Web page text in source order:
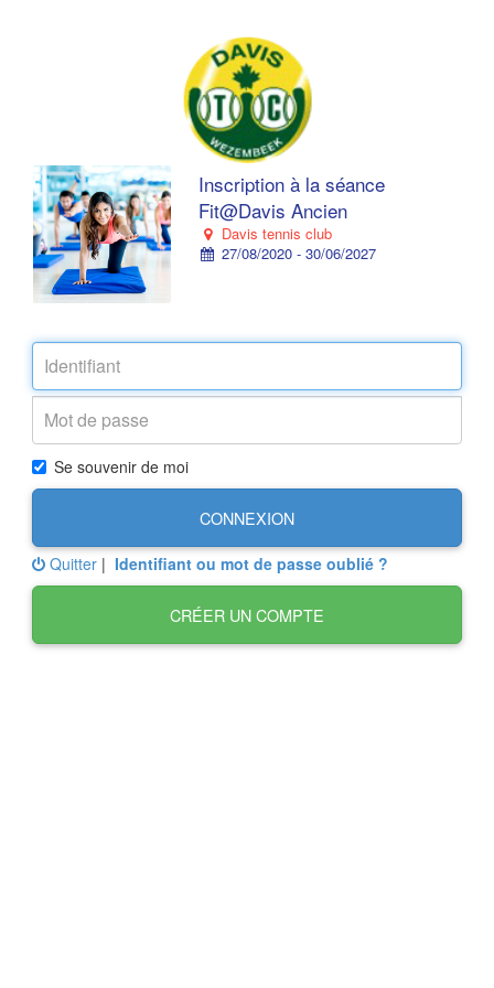
Inscription à la séance
Fit@Davis Ancien
Davis tennis club
27/08/2020 - 30/06/2027
Se souvenir de moi
CONNEXION
Quitter | Identifiant ou mot de passe oublié ?
CRÉER UN COMPTE